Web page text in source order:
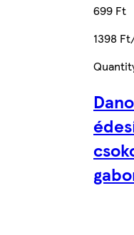
699 Ft
1398